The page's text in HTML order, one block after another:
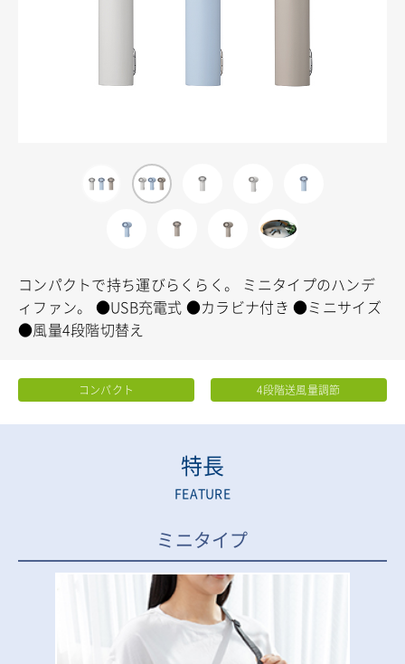
コンパクトで持ち運びらくらく。
ミニタイプのハンデ
ィファン。
●USB充電式 ●カラビナ付き ●ミニサイズ
●風量4段階切替え
コンパクト 4段階送風量調節
特長
FEATURE
ミニタイプ